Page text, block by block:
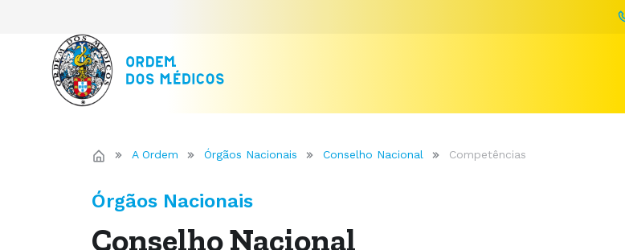
A Ordem Órgãos Nacionais Conselho Nacional Competências
Órgãos Nacionais
Conselho Nacional